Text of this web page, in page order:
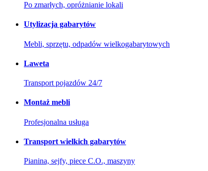
Po zmarłych, opróżnianie lokali
Utylizacja gabarytów
Mebli, sprzętu, odpadów wielkogabarytowych
Laweta
Transport pojazdów 24/7
Montaż mebli
Profesjonalna usługa
Transport wielkich gabarytów
Pianina, sejfy, piece C.O., maszyny